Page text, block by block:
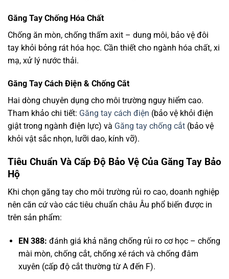
Găng Tay Chống Hóa Chất
Chống ăn mòn, chống thấm axit – dung môi, bảo vệ đôi
tay khỏi bỏng rát hóa học. Cần thiết cho ngành hóa chất, xi
mạ, xử lý nước thải.
Găng Tay Cách Điện & Chống Cắt
Hai dòng chuyên dụng cho môi trường nguy hiểm cao.
Tham khảo chi tiết: Găng tay cách điện (bảo vệ khỏi điện
giật trong ngành điện lực) và Găng tay chống cắt (bảo vệ
khỏi vật sắc nhọn, lưỡi dao, kính vỡ).
Tiêu Chuẩn Và Cấp Độ Bảo Vệ Của Găng Tay Bảo
Hộ
Khi chọn găng tay cho môi trường rủi ro cao, doanh nghiệp
nên căn cứ vào các tiêu chuẩn châu Âu phổ biến được in
trên sản phẩm:
EN 388: đánh giá khả năng chống rủi ro cơ học – chống
mài mòn, chống cắt, chống xé rách và chống đâm
xuyên (cấp độ cắt thường từ A đến F).